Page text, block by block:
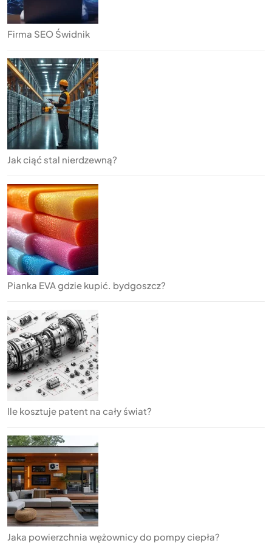
Firma SEO Świdnik
Jak ciąć stal nierdzewną?
Pianka EVA gdzie kupić. bydgoszcz?
Ile kosztuje patent na cały świat?
Jaka powierzchnia wężownicy do pompy ciepła?